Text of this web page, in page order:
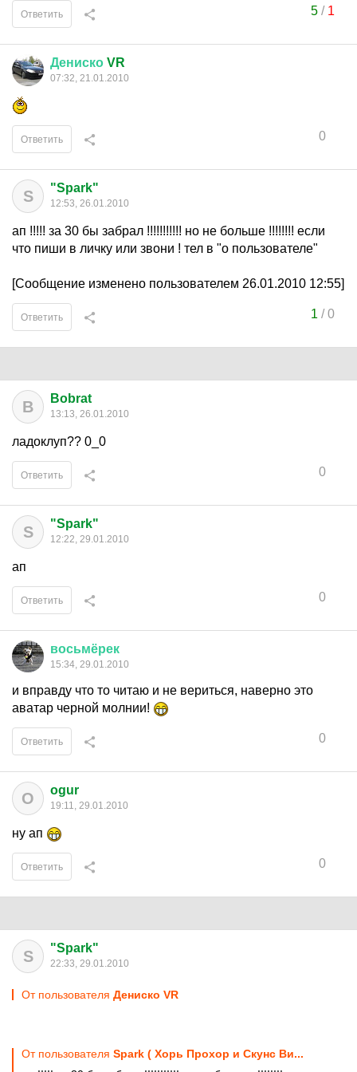
5/ 1
Ответить
Дениско VR
07:32, 21.01.2010
0
Ответить
S "Spark"
12:53, 26.01.2010
ап !!!!! за 30 бы забрал !!!!!!!!!!! но не больше !!!!!!!! если
что пиши в личку или звони ! тел в "о пользователе"
[Сообщение изменено пользователем 26.01.2010 12:55]
1 /0
Ответить
B Bobrat
13:13, 26.01.2010
ладоклуп?? 0_0
0
Ответить
S "Spark"
12:22, 29.01.2010
ап
0
Ответить
восьмёрек
15:34, 29.01.2010
и вправду что то читаю и не вериться, наверно это
аватар черной молнии!
0
Ответить
O ogur
19:11, 29.01.2010
ну ап
0
Ответить
S "Spark"
22:33, 29.01.2010
От пользователя Дениско VR
От пользователя Spark ( Хорь Прохор и Скунс Ви...